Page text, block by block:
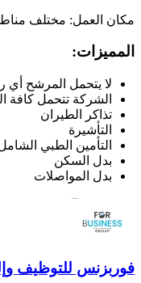
مكان العمل: مختلف
المميزات:
لا يتحمل المرشح أي
الشركة تتحمل كافة
تذاكر الطيران
التأشيرة
التأمين الطبي
بدل السكن
بدل المواصلات
فوربزنس للتوظيف